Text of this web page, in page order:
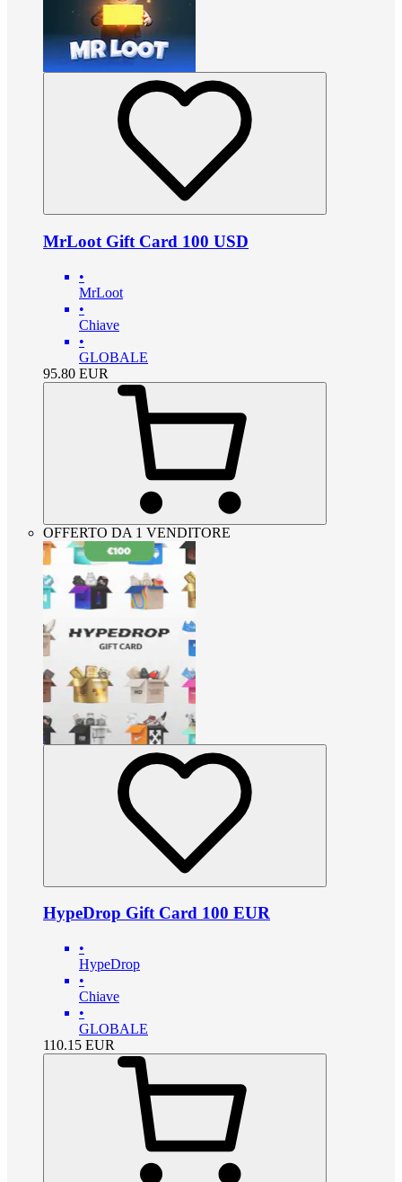
MrLoot Gift Card 100 USD
•
MrLoot
•
Chiave
•
GLOBALE
95.80 EUR
OFFERTO DA 1 VENDITORE
HypeDrop Gift Card 100 EUR
•
HypeDrop
•
Chiave
•
GLOBALE
110.15 EUR